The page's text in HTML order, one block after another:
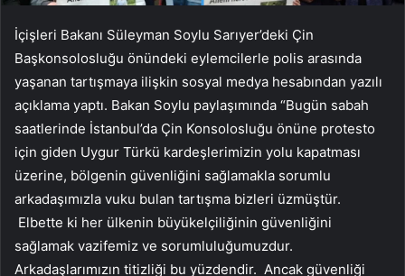
İçişleri Bakanı Süleyman Soylu Sarıyer’deki Çin
Başkonsolosluğu önündeki eylemcilerle polis arasında
yaşanan tartışmaya ilişkin sosyal medya hesabından yazılı
açıklama yaptı. Bakan Soylu paylaşımında “Bugün sabah
saatlerinde İstanbul’da Çin Konsolosluğu önüne protesto
için giden Uygur Türkü kardeşlerimizin yolu kapatması
üzerine, bölgenin güvenliğini sağlamakla sorumlu
arkadaşımızla vuku bulan tartışma bizleri üzmüştür.
Elbette ki her ülkenin büyükelçiliğinin güvenliğini
sağlamak vazifemiz ve sorumluluğumuzdur.
Arkadaşlarımızın titizliği bu yüzdendir. Ancak güvenliği